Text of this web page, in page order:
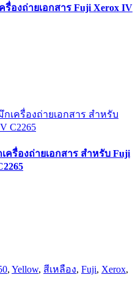
รื่องถ่ายเอกสาร Fuji Xerox IV
ครื่องถ่ายเอกสาร สำหรับ Fuji
, Yellow, สีเหลือง, Fuji, Xerox,